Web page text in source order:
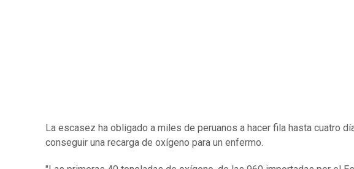
La escasez ha obligado a miles de peruanos a hacer fila hasta cuatro
conseguir una recarga de oxígeno para un enfermo.